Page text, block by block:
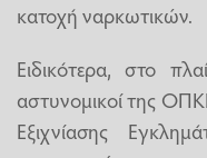
κατοχή ναρκωτικών.
Ειδικότερα, στο
αστυνομικοί της
Εξιχνίασης